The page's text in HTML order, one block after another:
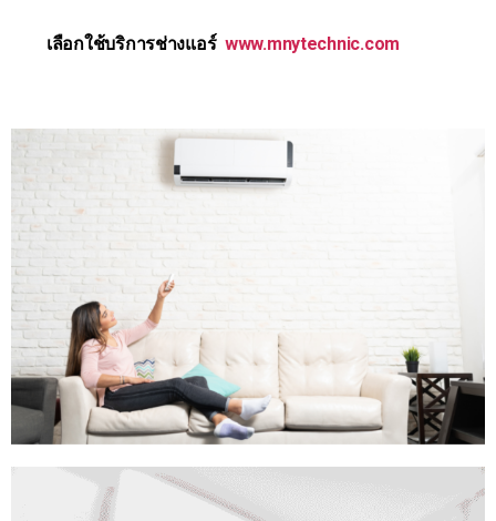
เลือกใช้บริการช่างแอร์ www.mnytechnic.com